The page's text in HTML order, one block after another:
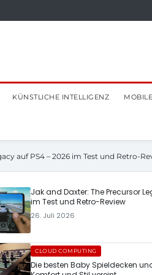
KÜNSTLICHE INTELLIGENZ
auf PS4 – 2026 im Test und Retro-
Jak and Daxter: The Precursor
im Test und Retro-Review
26. Juli 2026
CLOUD COMPUTING
Die besten Baby Spieldecken